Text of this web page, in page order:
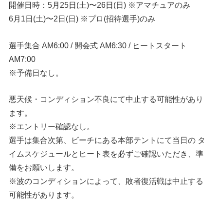
開催日時：5月25日(土)〜26日(日) ※アマチュアのみ
6月1日(土)〜2日(日) ※プロ(招待選手)のみ
選手集合 AM6:00 / 開会式 AM6:30 / ヒートスタート
AM7:00
※予備日なし。
悪天候・コンディション不良にて中止する可能性があり
ます。
※エントリー確認なし。
選手は集合次第、ビーチにある本部テントにて当日の タ
イムスケジュールとヒート表を必ずご確認いただき、準
備をお願いします。
※波のコンディションによって、敗者復活戦は中止する
可能性があります。